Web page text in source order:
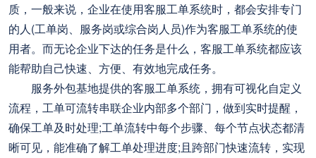
质，一般来说，企业在使用客服工单系统时，都会安排专门
的人(工单岗、服务岗或综合岗人员)作为客服工单系统的使
用者。而无论企业下达的任务是什么，客服工单系统都应该
能帮助自己快速、方便、有效地完成任务。
服务外包基地提供的客服工单系统，拥有可视化自定义
流程，工单可流转串联企业内部多个部门，做到实时提醒，
确保工单及时处理;工单流转中每个步骤、每个节点状态都清
晰可见，能准确了解工单处理进度;且跨部门快速流转，实现